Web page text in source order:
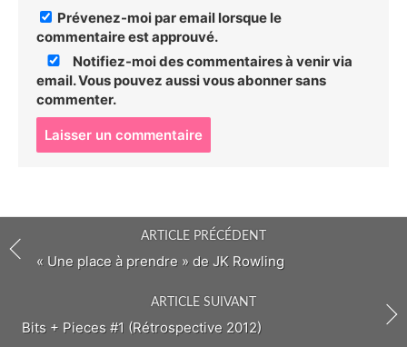
Prévenez-moi par email lorsque le
commentaire est approuvé.
Notifiez-moi des commentaires à venir via
email. Vous pouvez aussivous abonnersans
commenter.
o
m
m
n
ARTICLE PRÉCÉDENT
« Une place à prendre » de JK Rowling
ARTICLE SUIVANT
Bits + Pieces #1 (Rétrospective 2012)